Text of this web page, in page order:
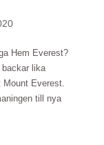
Hem Everest?
lika
Everest.
till nya